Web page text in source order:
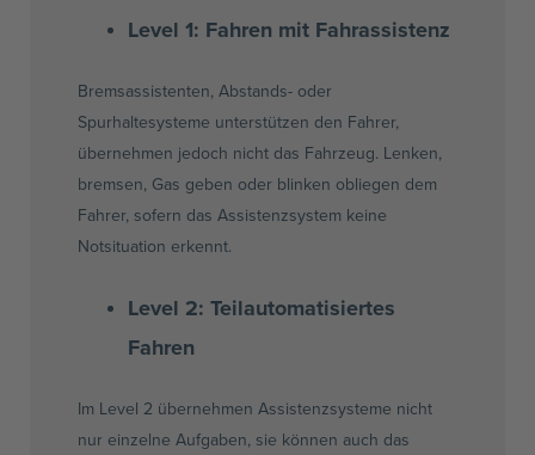
Level 1: Fahren mit Fahrassistenz
Bremsassistenten, Abstands- oder
Spurhaltesysteme unterstützen den Fahrer,
übernehmen jedoch nicht das Fahrzeug. Lenken,
bremsen, Gas geben oder blinken obliegen dem
Fahrer, sofern das Assistenzsystem keine
Notsituation erkennt.
Level 2:Teilautomatisiertes
Fahren
Im Level 2 übernehmen Assistenzsysteme nicht
nur einzelne Aufgaben, sie können auch das